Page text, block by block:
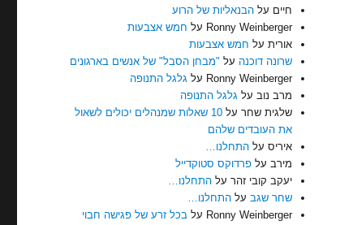
חיים עלהבנאליות של הרוע
Ronny Weinberger על חמש אצבעות
אורית על חמש אצבעות
שרונה דוכנה על "מבחן הסבל" של אנשים בארגונים
Ronny Weinberger על גלגל התנופה
מרב נוב על גלגל התנופה
שלגית שחר על
10 שאלות שמנהלים יכולים לשאול
את העובדים שלהם
איריס עלהתחלנו…
מירב עלפרדוקס סטוקדייל
יעקב קובי זהר עלהתחלנו…
שחר שגב עלהתחלנו…
Ronny Weinberger עלבכל זרע של פגישה חבוי